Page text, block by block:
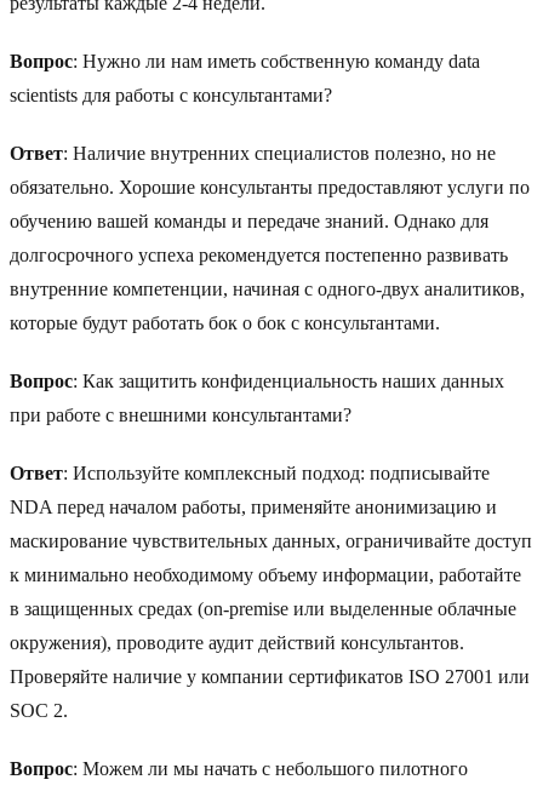
Вопрос: Нужно ли нам иметь собственную команду data
scientists для работы с консультантами?
Ответ: Наличие внутренних специалистов полезно, но не
обязательно. Хорошие консультанты предоставляют услуги по
обучению вашей команды и передаче знаний. Однако для
долгосрочного успеха рекомендуется постепенно развивать
внутренние компетенции, начиная с одного-двух аналитиков,
которые будут работать бок о бок с консультантами.
Вопрос: Как защитить конфиденциальность наших данных
при работе с внешними консультантами?
Ответ: Используйте комплексный подход: подписывайте
NDA перед началом работы, применяйте анонимизацию и
маскирование чувствительных данных, ограничивайте доступ
к минимально необходимому объему информации, работайте
в защищенных средах (on-premise или выделенные облачные
окружения), проводите аудит действий консультантов.
Проверяйте наличие у компании сертификатов ISO 27001 или
SOC 2.
Вопрос: Можем ли мы начать с небольшого пилотного